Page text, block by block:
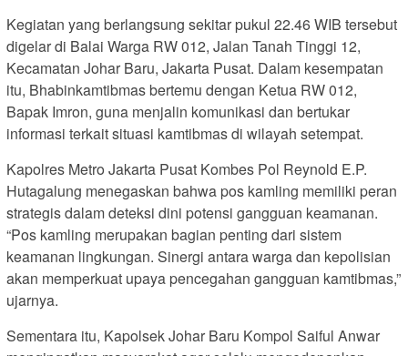
Kegiatan yang berlangsung sekitar pukul 22.46 WIB tersebut
digelar di Balai Warga RW 012, Jalan Tanah Tinggi 12,
Kecamatan Johar Baru, Jakarta Pusat. Dalam kesempatan
itu, Bhabinkamtibmas bertemu dengan Ketua RW 012,
Bapak Imron, guna menjalin komunikasi dan bertukar
informasi terkait situasi kamtibmas di wilayah setempat.
Kapolres Metro Jakarta Pusat Kombes Pol Reynold E.P.
Hutagalung menegaskan bahwa pos kamling memiliki peran
strategis dalam deteksi dini potensi gangguan keamanan.
“Pos kamling merupakan bagian penting dari sistem
keamanan lingkungan. Sinergi antara warga dan kepolisian
akan memperkuat upaya pencegahan gangguan kamtibmas,”
ujarnya.
Sementara itu, Kapolsek Johar Baru Kompol Saiful Anwar